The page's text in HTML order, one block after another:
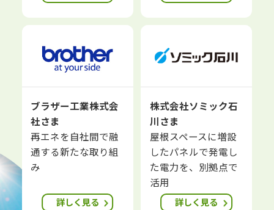
ブラザー工業株式会
社さま
再エネを自社間で融
通する新たな取り組
み
詳しく見る
株式会社ソミック石
川さま
屋根スペースに増設
したパネルで発電し
た電力を、別拠点で
活用
詳しく見る